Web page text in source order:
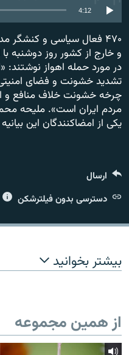
زبان‌های دیگر
4:12
۴۷۰ فعال سیاسی و کنشگر
و خارج از کشور روز دوشنبه با
در مورد حمله اهواز نوشتند:
تشدید خشونت و فضای
چرخه خشونت خلاف منافع و
مردم ایران است». ملیحه
یکی از امضاکنندگان این
ارسال
دسترسی بدون فیلترشکن
بیشتر بخوانید
از همین مجموعه